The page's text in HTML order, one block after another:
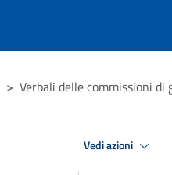
> Verbali delle commissioni di
Vedi azioni